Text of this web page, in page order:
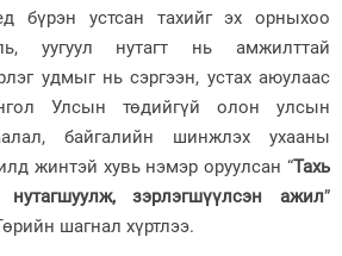
бүрэн устсан тахийг эх орныхоо
уугуул нутагт нь амжилттай
удмыг нь сэргээн, устах аюулаас
Улсын төдийгүй олон улсын
байгалийн шинжлэх ухааны
жинтэй хувь нэмэр оруулсан “Тахь
нутагшуулж, зэрлэгшүүлсэн ажил”
шагнал хүртлээ.